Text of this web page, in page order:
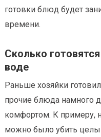
готовки блюд будет
времени.
Сколько
воде
Раньше хозяйки
прочие блюда намного
комфортом. К примеру,
можно было убить